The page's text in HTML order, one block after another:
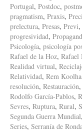
Portugal, Postdoc,
pragmatism, Praxis,
prelectura, Presas, Previ,
progresividad,
Psicología, psicología
Rafael de la Hoz, Rafael
Realidad virtual,
Relatividad, Rem
resolución, Restauración,
Rodolfo García-Pablos,
Sevres, Ruptura, Rural,
Segunda Guerra Mundial,
Series, Serranía de Ronda